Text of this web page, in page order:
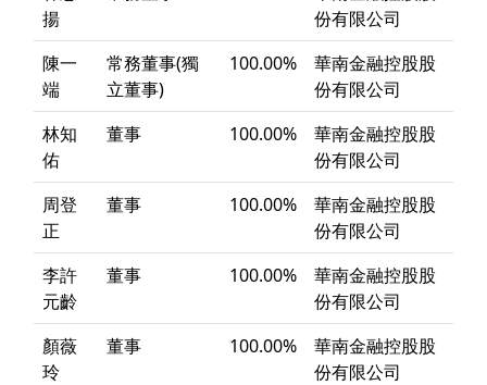
揚
份有限公司
陳一
端
常務董事(獨
立董事)
100.00%
華南金融控股股
份有限公司
林知
佑
董事 100.00%
華南金融控股股
份有限公司
周登
正
董事 100.00%
華南金融控股股
份有限公司
李許
元齡
董事 100.00%
華南金融控股股
份有限公司
顏薇
玲
董事 100.00%
華南金融控股股
份有限公司